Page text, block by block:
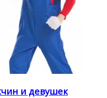
и девушек